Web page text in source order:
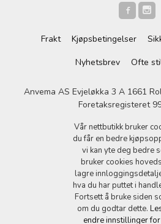
Frakt Kjøpsbetingelser
Nyhetsbrev
Ofte
Anvema AS Evjeløkka 3 A 1661
Foretaksregisteret
Vår nettbutikk bruker
du får en bedre
vi kan yte deg bedre
bruker cookies
lagre
hva du har puttet i
Fortsett å bruke siden
om du godtar dette.
endre innstillinger